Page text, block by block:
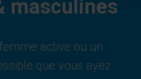
masculines
active ou un
que vous ayez